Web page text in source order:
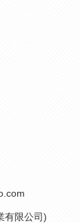
有限公司)